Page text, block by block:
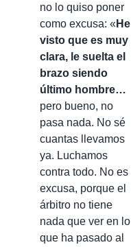
no lo quiso poner
como excusa: « He
visto que es muy
clara, le suelta el
brazo siendo
último hombre…
pero bueno, no
pasa nada. No sé
cuantas llevamos
ya. Luchamos
contra todo. No es
excusa, porque el
árbitro no tiene
nada que ver en lo
que ha pasado al